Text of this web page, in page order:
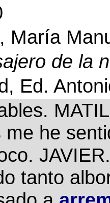
María
de la
Ed.
me he
tanto